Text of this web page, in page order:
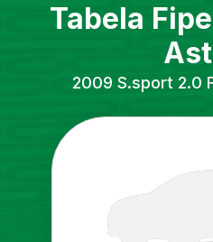
Tabela Fipe
2009 S.sport 2.0